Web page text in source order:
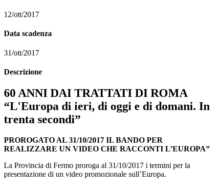
12/ott/2017
Data scadenza
31/ott/2017
Descrizione
60 ANNI DAI TRATTATI DI ROMA
“L'Europa di ieri, di oggi e di domani. In
trenta secondi”
PROROGATO AL 31/10/2017 IL BANDO PER
REALIZZARE UN VIDEO CHE RACCONTI L’EUROPA”
La Provincia di Fermo proroga al 31/10/2017 i termini per la
presentazione di un video promozionale sull’Europa.